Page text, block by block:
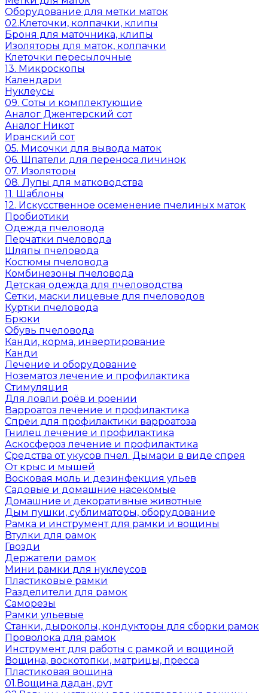
Оборудование для метки маток
02.Клеточки, колпачки, клипы
Броня для маточника, клипы
Изоляторы для маток, колпачки
Клеточки пересылочные
13. Микроскопы
Календари
Нуклеусы
09. Соты и комплектующие
Аналог Джентерский сот
Аналог Никот
Иранский сот
05. Мисочки для вывода маток
06. Шпатели для переноса личинок
07. Изоляторы
08. Лупы для матководства
11. Шаблоны
12. Искусственное осеменение пчелиных маток
Пробиотики
Одежда пчеловода
Перчатки пчеловода
Шляпы пчеловода
Костюмы пчеловода
Комбинезоны пчеловода
Детская одежда для пчеловодства
Сетки, маски лицевые для пчеловодов
Куртки пчеловода
Брюки
Обувь пчеловода
Канди, корма, инвертирование
Канди
Лечение и оборудование
Нозематоз лечение и профилактика
Стимуляция
Для ловли роёв и роении
Варроатоз лечение и профилактика
Спреи для профилактики варроатоза
Гнилец лечение и профилактика
Аскосфероз лечение и профилактика
Средства от укусов пчел. Дымари в виде спрея
От крыс и мышей
Восковая моль и дезинфекция ульев
Садовые и домашние насекомые
Домашние и декоративные животные
Дым пушки, сублиматоры, оборудование
Рамка и инструмент для рамки и вощины
Втулки для рамок
Гвозди
Держатели рамок
Мини рамки для нуклеусов
Пластиковые рамки
Разделители для рамок
Саморезы
Рамки ульевые
Станки, дыроколы, кондукторы для сборки рамок
Проволока для рамок
Инструмент для работы с рамкой и вощиной
Вощина, воскотопки, матрицы, пресса
Пластиковая вощина
01.Вощина дадан, рут